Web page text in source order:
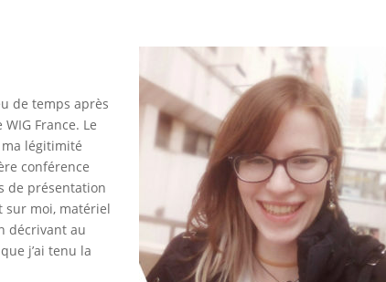
de temps après
France. Le
ma légitimité
conférence
de présentation
sur moi, matériel
décrivant au
j’ai tenu la